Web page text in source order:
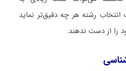
رشته هر چه دقیق‌تر نماید
را از دست ندهند.